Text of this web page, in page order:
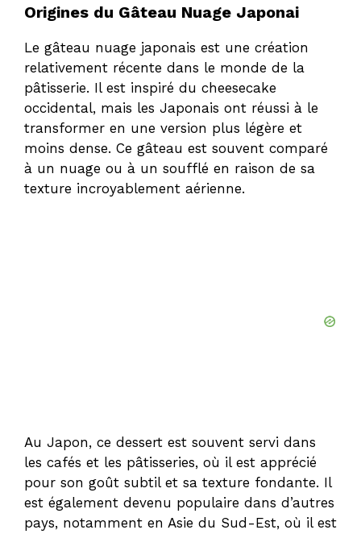
Origines du Gâteau Nuage Japonai
Le gâteau nuage japonais est une création
relativement récente dans le monde de la
pâtisserie. Il est inspiré du cheesecake
occidental, mais les Japonais ont réussi à le
transformer en une version plus légère et
moins dense. Ce gâteau est souvent comparé
à un nuage ou à un soufflé en raison de sa
texture incroyablement aérienne.
Au Japon, ce dessert est souvent servi dans
les cafés et les pâtisseries, où il est apprécié
pour son goût subtil et sa texture fondante. Il
est également devenu populaire dans d’autres
pays, notamment en Asie du Sud-Est, où il est